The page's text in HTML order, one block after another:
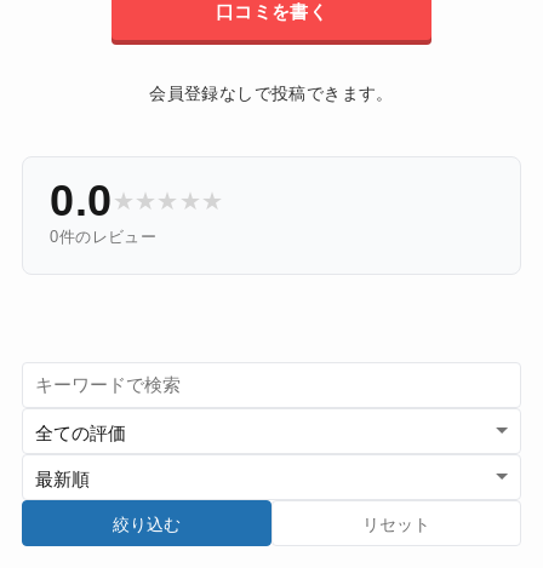
口コミを書く
会員登録なしで投稿できます。
0.0 ★ ★ ★ ★ ★
0件のレビュー
絞り込む リセット